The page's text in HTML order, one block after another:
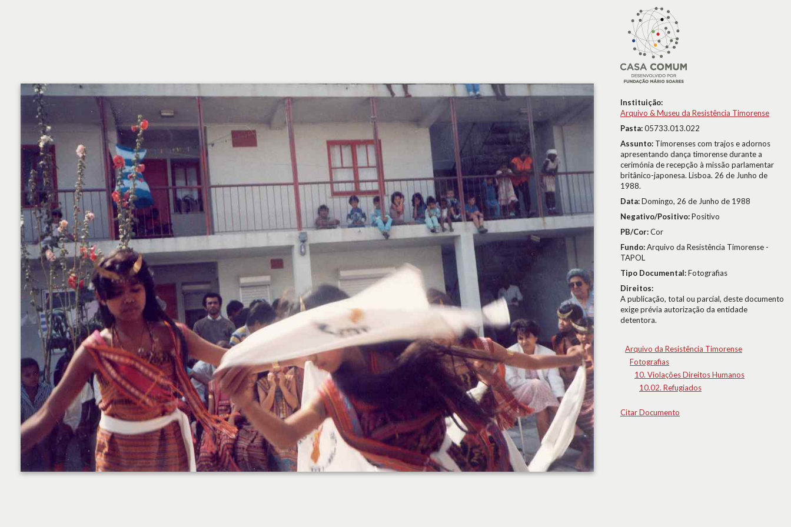
Instituição:
Arquivo & Museu da Resistência Timorense
Pasta:05733.013.022
Assunto: Timorenses com trajos e adornos
apresentando dança timorense durante a
cerimónia de recepção à missão parlamentar
britânico-japonesa. Lisboa. 26 de Junho de
1988.
Data:Domingo, 26 de Junho de 1988
Negativo/Positivo:Positivo
PB/Cor:Cor
Fundo:Arquivo da Resistência Timorense -
TAPOL
Tipo Documental:Fotografias
Direitos:
A publicação, total ou parcial, deste documento
exige prévia autorização da entidade
detentora.
Arquivo da Resistência Timorense
Fotografias
10. Violações Direitos Humanos
10.02. Refugiados
Citar Documento